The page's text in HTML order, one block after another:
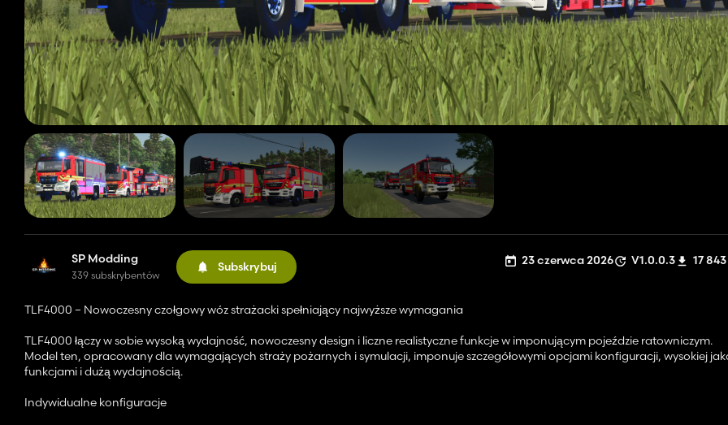
SP Modding
339 subskrybentów
Subskrybuj 23 czerwca 2026 V1.0.0.3 17 843
TLF4000 – Nowoczesny czołgowy wóz strażacki spełniający najwyższe wymagania
TLF4000 łączy w sobie wysoką wydajność, nowoczesny design i liczne realistyczne funkcje w imponującym pojeździe ratowniczym.
Model ten, opracowany dla wymagających straży pożarnych i symulacji, imponuje szczegółowymi opcjami konfiguracji, wysokiej
funkcjami i dużą wydajnością.
Indywidualne konfiguracje